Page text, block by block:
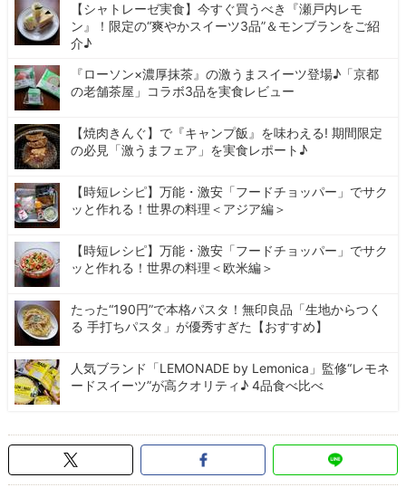
【シャトレーゼ実食】今すぐ買うべき『瀬戸内レモ
ン』！限定の“爽やかスイーツ3品”＆モンブランをご紹
介♪
『ローソン×濃厚抹茶』の激うまスイーツ登場♪「京都
の老舗茶屋」コラボ3品を実食レビュー
【焼肉きんぐ】で『キャンプ飯』を味わえる! 期間限定
の必見「激うまフェア」を実食レポート♪
【時短レシピ】万能・激安「フードチョッパー」でサク
ッと作れる！世界の料理＜アジア編＞
【時短レシピ】万能・激安「フードチョッパー」でサク
ッと作れる！世界の料理＜欧米編＞
たった“190円”で本格パスタ！無印良品「生地からつく
る 手打ちパスタ」が優秀すぎた【おすすめ】
人気ブランド「LEMONADE by Lemonica」監修“レモネ
ードスイーツ”が高クオリティ♪ 4品食べ比べ